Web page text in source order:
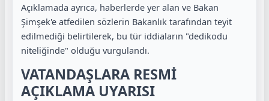
Açıklamada ayrıca, haberlerde yer alan ve Bakan
Şimşek'e atfedilen sözlerin Bakanlık tarafından teyit
edilmediği belirtilerek, bu tür iddiaların "dedikodu
niteliğinde" olduğu vurgulandı.
VATANDAŞLARA RESMİ
AÇIKLAMA UYARISI